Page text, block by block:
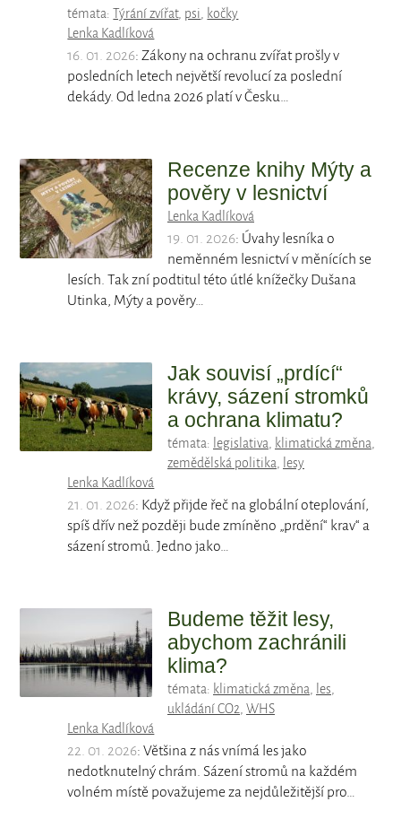
témata:Týrání zvířat, psi, kočky
Lenka Kadlíková
16. 01. 2026: Zákony na ochranu zvířat prošly v
posledních letech největší revolucí za poslední
dekády. Od ledna 2026 platí v Česku…
Recenze knihy Mýty a
pověry v lesnictví
Lenka Kadlíková
19. 01. 2026: Úvahy lesníka o
neměnném lesnictví v měnících se
lesích. Tak zní podtitul této útlé knížečky Dušana
Utinka, Mýty a pověry…
Jak souvisí „prdící“
krávy, sázení stromků
a ochrana klimatu?
témata: legislativa, klimatická změna,
zemědělská politika, lesy
Lenka Kadlíková
21. 01. 2026: Když přijde řeč na globální oteplování,
spíš dřív než později bude zmíněno „prdění“ krav“ a
sázení stromů. Jedno jako…
Budeme těžit lesy,
abychom zachránili
klima?
témata: klimatická změna, les,
ukládání CO2, WHS
Lenka Kadlíková
22. 01. 2026: Většina z nás vnímá les jako
nedotknutelný chrám. Sázení stromů na každém
volném místě považujeme za nejdůležitější pro…